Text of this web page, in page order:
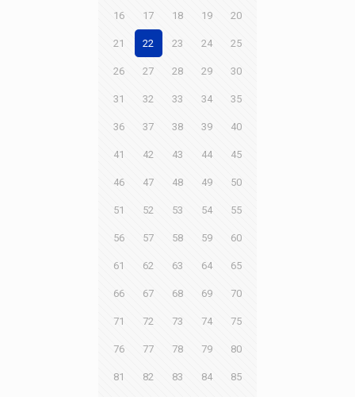
16 17 18 19 20
21 22 23 24 25
26 27 28 29 30
31 32 33 34 35
36 37 38 39 40
41 42 43 44 45
46 47 48 49 50
51 52 53 54 55
56 57 58 59 60
61 62 63 64 65
66 67 68 69 70
71 72 73 74 75
76 77 78 79 80
81 82 83 84 85